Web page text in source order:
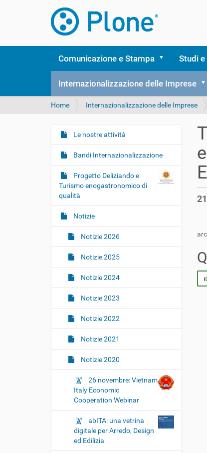
Comunicazione e Stampa Studi
Internazionalizzazione delle Imprese
T
s
i
u
Home Internazionalizzazione delle Imprese
N
a
v
g
a
z
i
n
Le nostre attività
Bandi Internazionalizzazione
Progetto Deliziando e
Turismo enogastronomico di
qualità
Notizie
Notizie 2026
Notizie 2025
Notizie 2024
Notizie 2023
Notizie 2022
Notizie 2021
Notizie 2020
26 novembre: Vietnam
Italy Economic
Cooperation Webinar
abITA: una vetrina
digitale per Arredo, Design
ed Edilizia